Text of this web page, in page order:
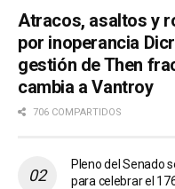
Atracos, asaltos y
por inoperancia
gestión de Then
cambia a Vantroy
706 COMPARTIDOS
Pleno del Senado
para celebrar el